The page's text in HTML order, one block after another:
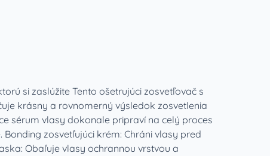
si zaslúžite Tento ošetrujúci zosvetľovač s
krásny a rovnomerný výsledok zosvetlenia
sérum vlasy dokonale pripraví na celý proces
zosvetľujúci krém: Chráni vlasy pred
Obaľuje vlasy ochrannou vrstvou a